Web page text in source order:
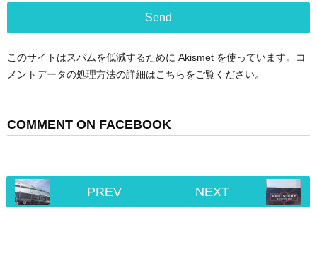
このサイトはスパムを低減するために Akismet を使っています。
コ
メントデータの処理方法の詳細はこちらをご覧ください。
COMMENT ON FACEBOOK
PREV NEXT